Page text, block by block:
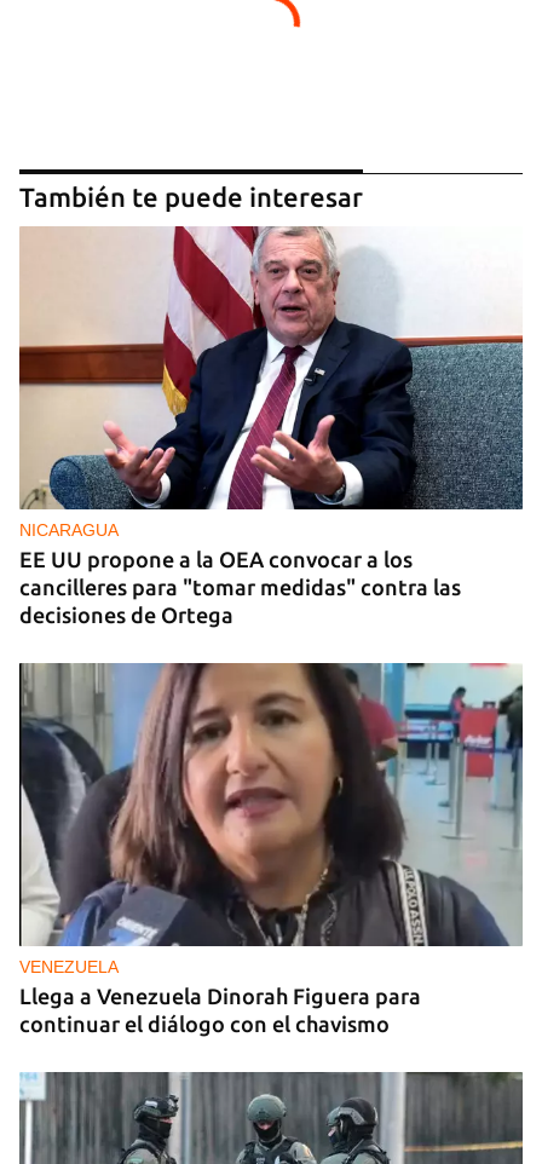
También te puede interesar
NICARAGUA
EE UU propone a la OEA convocar a los
cancilleres para "tomar medidas" contra las
decisiones de Ortega
VENEZUELA
Llega a Venezuela Dinorah Figuera para
continuar el diálogo con el chavismo